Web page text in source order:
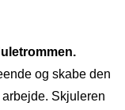
og skabe den
Skjuleren